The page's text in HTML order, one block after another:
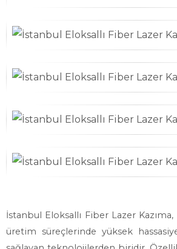
İstanbul Eloksallı Fiber Lazer
üretim süreçlerinde yüksek